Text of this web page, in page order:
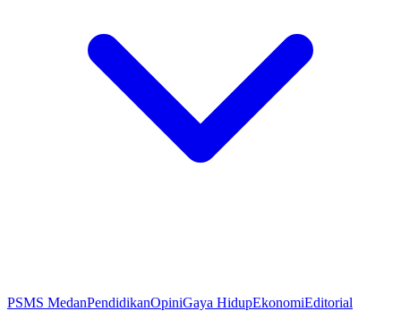
PSMS MedanPendidikanOpiniGaya HidupEkonomiEditorial